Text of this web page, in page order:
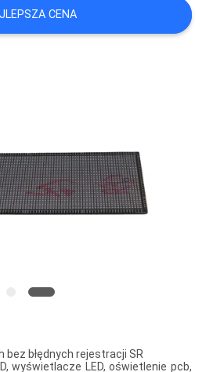
CENA
bez błędnych rejestracji SR
wyświetlacze LED, oświetlenie pcb,